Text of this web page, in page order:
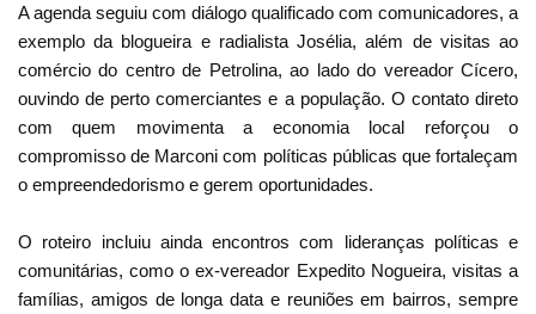
A agenda seguiu com diálogo qualificado com comunicadores, a
exemplo da blogueira e radialista Josélia, além de visitas ao
comércio do centro de Petrolina, ao lado do vereador Cícero,
ouvindo de perto comerciantes e a população. O contato direto
com quem movimenta a economia local reforçou o
compromisso de Marconi com políticas públicas que fortaleçam
o empreendedorismo e gerem oportunidades.
O roteiro incluiu ainda encontros com lideranças políticas e
comunitárias, como o ex-vereador Expedito Nogueira, visitas a
famílias, amigos de longa data e reuniões em bairros, sempre